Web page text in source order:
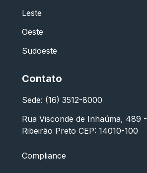
Leste
Oeste
Sudoeste
Contato
Sede: (16) 3512-8000
Rua Visconde de Inhaúma, 489
Ribeirão Preto CEP: 14010-100
Compliance